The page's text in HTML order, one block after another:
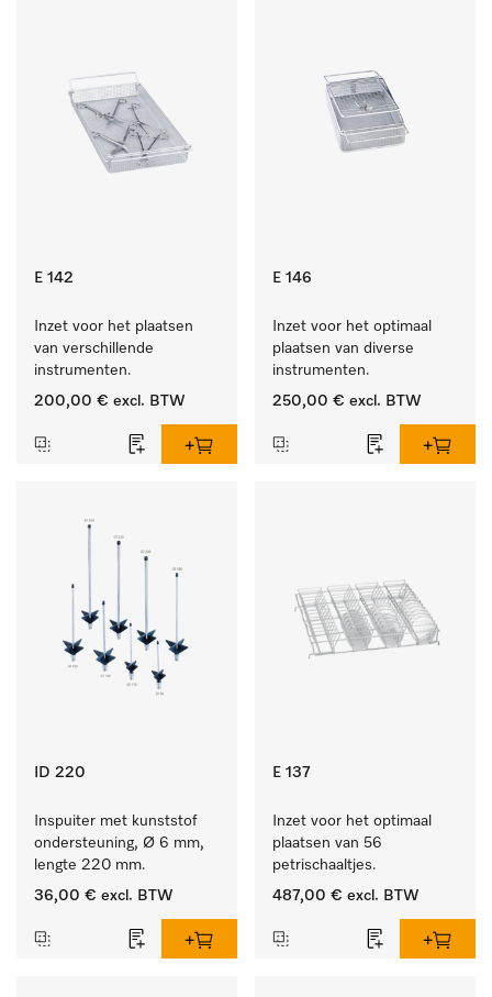
E 142
Inzet voor het plaatsen
van verschillende
instrumenten.
200,00 € excl. BTW
E 146
Inzet voor het optimaal
plaatsen van diverse
instrumenten.
250,00 € excl. BTW
ID 220
Inspuiter met kunststof
ondersteuning, Ø 6 mm,
lengte 220 mm.
36,00 € excl. BTW
E 137
Inzet voor het optimaal
plaatsen van 56
petrischaaltjes.
487,00 € excl. BTW